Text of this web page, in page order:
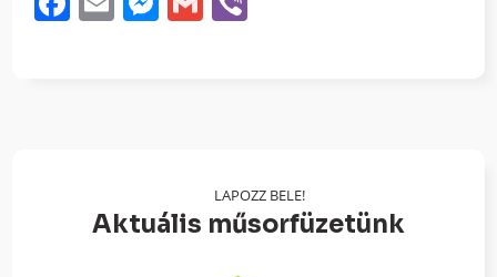
LAPOZZ BELE!
Aktuális műsorfüzetünk